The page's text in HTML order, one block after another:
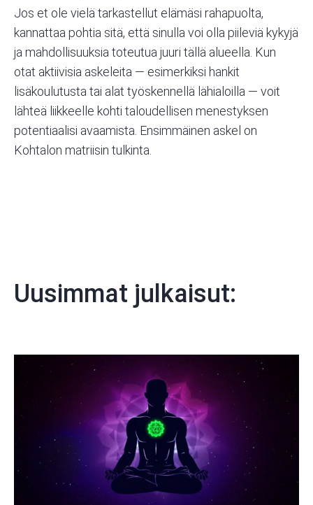
Jos et ole vielä tarkastellut elämäsi rahapuolta,
kannattaa pohtia sitä, että sinulla voi olla piileviä kykyjä
ja mahdollisuuksia toteutua juuri tällä alueella. Kun
otat aktiivisia askeleita — esimerkiksi hankit
lisäkoulutusta tai alat työskennellä lähialoilla — voit
lähteä liikkeelle kohti taloudellisen menestyksen
potentiaalisi avaamista. Ensimmäinen askel on
Kohtalon matriisin tulkinta.
Uusimmat julkaisut: